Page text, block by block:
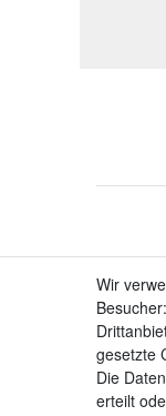
Wir
gesetzte
Die
erteilt